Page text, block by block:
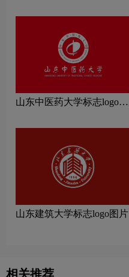
山东中医药大学标志logo图
山东建筑大学标志logo图片
相关推荐